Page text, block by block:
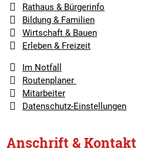
Rathaus & Bürgerinfo
Bildung & Familien
Wirtschaft & Bauen
Erleben & Freizeit
Im Notfall
Routenplaner
Mitarbeiter
Datenschutz-Einstellungen
Anschrift & Kontakt